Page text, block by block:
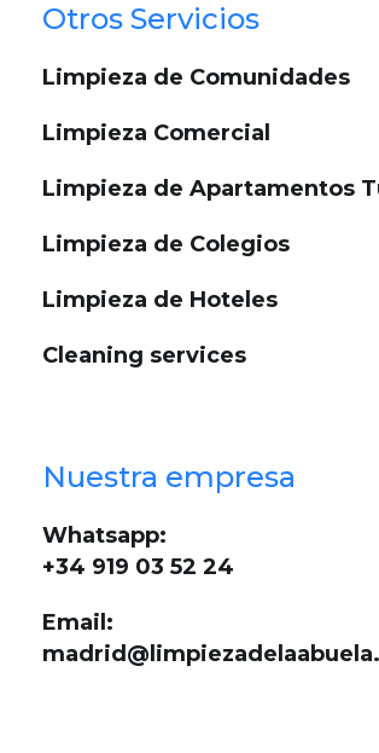
Otros Servicios
Limpieza de Comunidades
Limpieza Comercial
Limpieza de Apartamentos
Limpieza de Colegios
Limpieza de Hoteles
Cleaning services
Nuestra empresa
Whatsapp:
+34 919 03 52 24
Email: